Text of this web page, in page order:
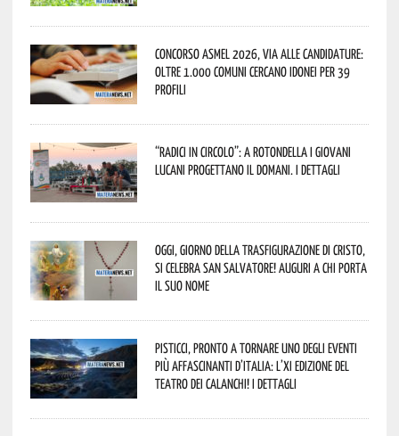
Concorso Asmel 2026, via alle candidature:
oltre 1.000 Comuni cercano idonei per 39
profili
“Radici in Circolo”: a Rotondella i giovani
lucani progettano il domani. I dettagli
Oggi, giorno della Trasfigurazione di Cristo,
si celebra San Salvatore! Auguri a chi porta
il suo nome
Pisticci, pronto a tornare uno degli eventi
più affascinanti d’Italia: l’XI edizione del
Teatro dei Calanchi! I dettagli